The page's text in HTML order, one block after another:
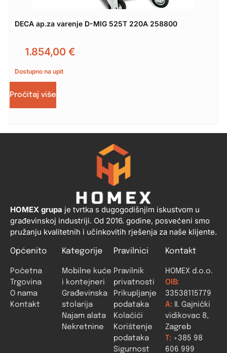
DECA ap.za varenje D-MIG 525T 220A 258800
1.854,00 €
Dostupno na upit
Pročitaj više
HOMEX grupa je tvrtka s dugogodišnjim iskustvom u
građevinskoj industriji. Od 2016. godine, posvećeni smo
pružanju kvalitetnih i učinkovitih rješenja za naše klijente.
Općenito
Početna
Trgovina
O nama
Kontakt
Kategorije
Mobilne kuće
i kontejneri
Građevinska
stolarija
Najam alata
Nekretnine
Pravilnici
Pravilnik
privatnosti
Prikupljanje
podataka
Kolačići
Korištenje
podataka
Sigurnost
Kontakt
HOMEX d.o.o.
OIB:
33538115779
A: II. Gajnički
vidikovac 8,
Zagreb
T: +385 98
606 999